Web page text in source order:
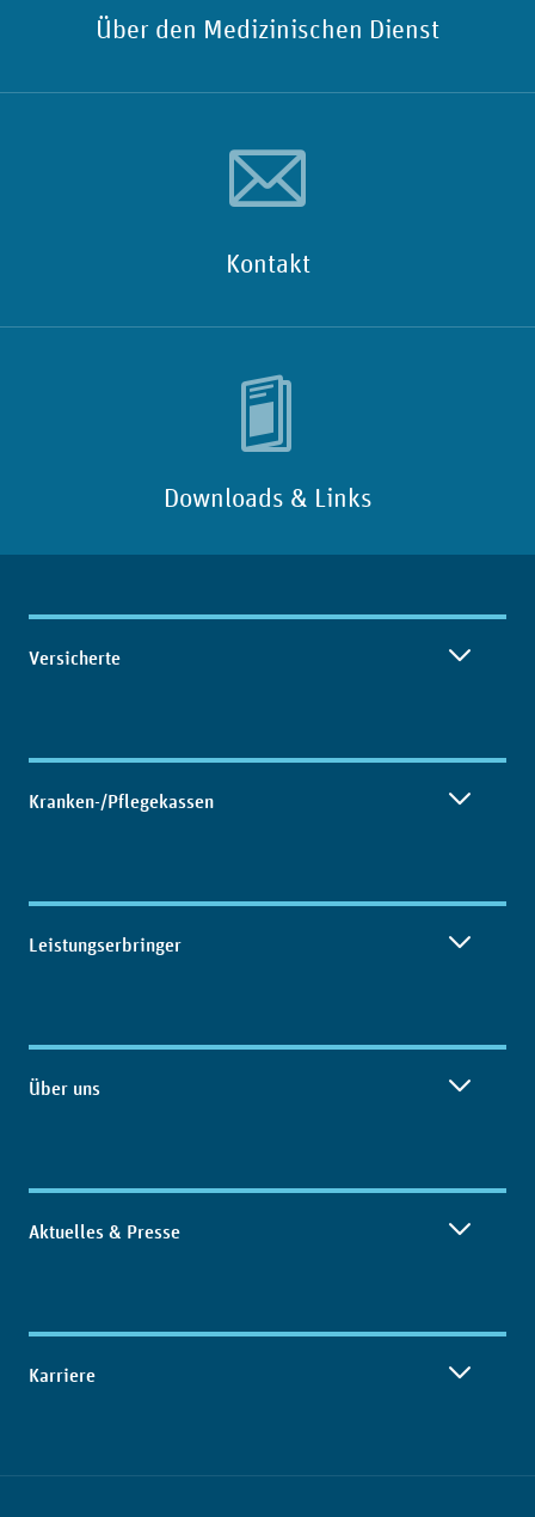
Über den Medizinischen Dienst
Kontakt
Downloads & Links
Inhaltsübersicht
Versicherte
Kranken-/Pflegekassen
Leistungserbringer
Über uns
Aktuelles & Presse
Karriere